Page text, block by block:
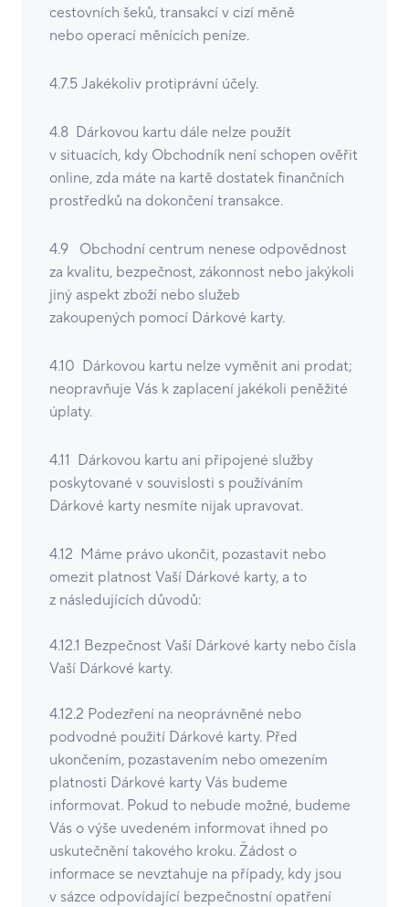
cestovních šeků, transakcí v cizí měně
nebo operací měnících peníze.
4.7.5 Jakékoliv protiprávní účely.
4.8 Dárkovou kartu dále nelze použít
v situacích, kdy Obchodník není schopen ověřit
online, zda máte na kartě dostatek finančních
prostředků na dokončení transakce.
4.9 Obchodní centrum nenese odpovědnost
za kvalitu, bezpečnost, zákonnost nebo jakýkoli
jiný aspekt zboží nebo služeb
zakoupených pomocí Dárkové karty.
4.10 Dárkovou kartu nelze vyměnit ani prodat;
neopravňuje Vás k zaplacení jakékoli peněžité
úplaty.
4.11 Dárkovou kartu ani připojené služby
poskytované v souvislosti s používáním
Dárkové karty nesmíte nijak upravovat.
4.12 Máme právo ukončit, pozastavit nebo
omezit platnost Vaší Dárkové karty, a to
z následujících důvodů:
4.12.1 Bezpečnost Vaší Dárkové karty nebo čísla
Vaší Dárkové karty.
4.12.2 Podezření na neoprávněné nebo
podvodné použití Dárkové karty. Před
ukončením, pozastavením nebo omezením
platnosti Dárkové karty Vás budeme
informovat. Pokud to nebude možné, budeme
Vás o výše uvedeném informovat ihned po
uskutečnění takového kroku. Žádost o
informace se nevztahuje na případy, kdy jsou
v sázce odpovídající bezpečnostní opatření